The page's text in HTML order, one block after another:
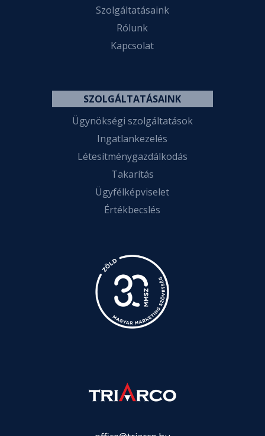
Szolgáltatásaink
Rólunk
Kapcsolat
SZOLGÁLTATÁSAINK
Ügynökségi szolgáltatások
Ingatlankezelés
Létesítménygazdálkodás
Takarítás
Ügyfélképviselet
Értékbecslés